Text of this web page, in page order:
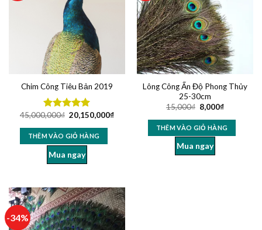
Chim Công Tiêu Bản 2019
Được xếp
hạng5.00
5 sao
45,000,000₫ 20,150,000₫
THÊM VÀO GIỎ HÀNG
Mua ngay
Lông Công Ấn Độ Phong Thủy
25-30cm
15,000₫ 8,000₫
THÊM VÀO GIỎ HÀNG
Mua ngay
-34%